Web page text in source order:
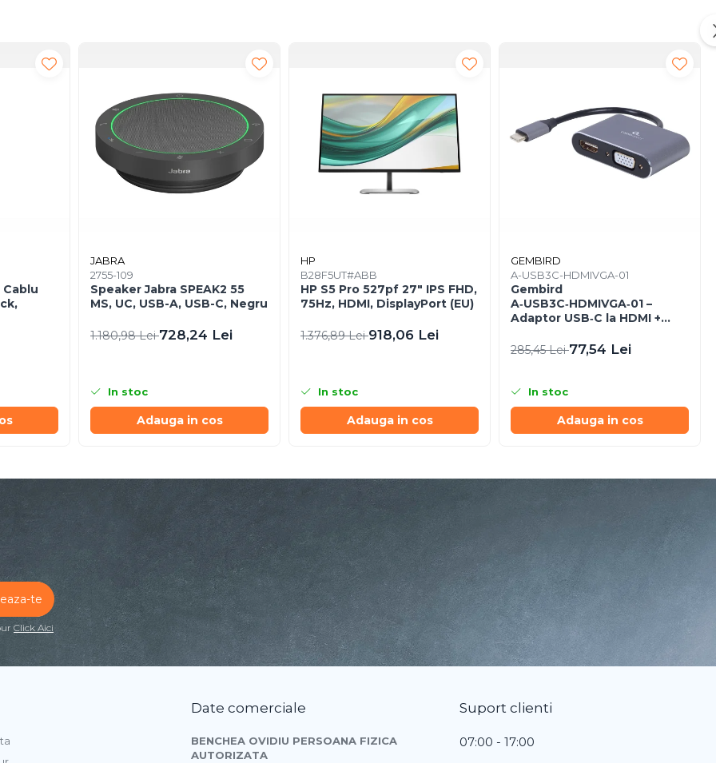
Cablu
JABRA
2755-109
Speaker Jabra SPEAK2 55
MS, UC, USB-A, USB-C, Negru
1.180,98 Lei728,24 Lei
In stoc
Adauga in cos
HP
B28F5UT#ABB
HP S5 Pro 527pf 27" IPS FHD,
75Hz, HDMI, DisplayPort (EU)
1.376,89 Lei918,06 Lei
In stoc
Adauga in cos
GEMBIRD
A-USB3C-HDMIVGA-01
Gembird
A‑USB3C‑HDMIVGA‑01 –
Adaptor USB‑C la HDMI +
285,45 Lei77,54 Lei
In stoc
Adauga in cos
Click Aici
Date comerciale
BENCHEA OVIDIU PERSOANA FIZICA
AUTORIZATA
Suport clienti
07:00 - 17:00